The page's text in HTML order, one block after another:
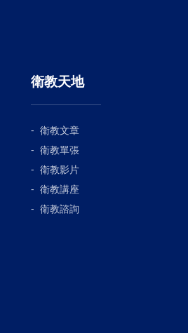
衛教天地
衛教文章
衛教單張
衛教影片
衛教講座
衛教諮詢